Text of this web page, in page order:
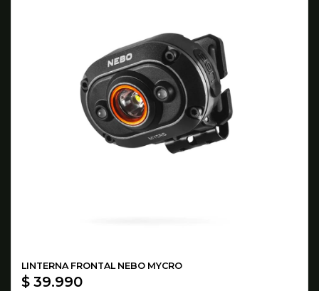
LINTERNA FRONTAL NEBO MYCRO
$ 39.990